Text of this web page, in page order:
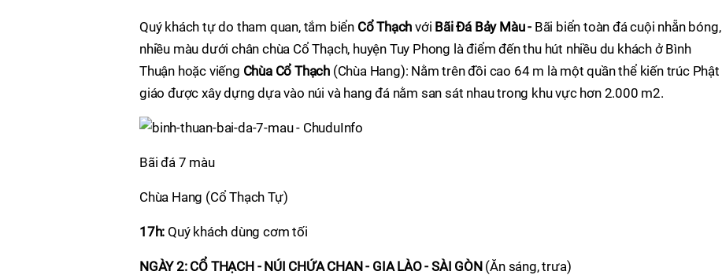
Quý khách tự do tham quan, tắm biển Cổ Thạch với Bãi Đá Bảy Màu - Bãi biển toàn đá cuội nhẵn bóng,
nhiều màu dưới chân chùa Cổ Thạch, huyện Tuy Phong là điểm đến thu hút nhiều du khách ở Bình
Thuận hoặc viếng Chùa Cổ Thạch (Chùa Hang): Nằm trên đồi cao 64 m là một quần thể kiến trúc Phật
giáo được xây dựng dựa vào núi và hang đá nằm san sát nhau trong khu vực hơn 2.000 m2.
Bãi đá 7 màu
Chùa Hang (Cổ Thạch Tự)
17h: Quý khách dùng cơm tối
NGÀY 2: CỔ THẠCH - NÚI CHỨA CHAN - GIA LÀO - SÀI GÒN (Ăn sáng, trưa)